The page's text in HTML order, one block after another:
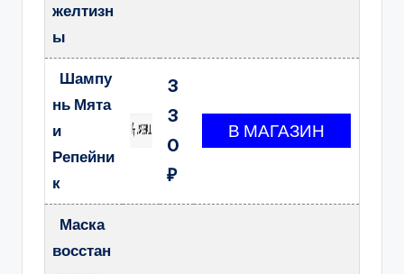
желтизн
ы
Шампу
нь Мята
и
Репейни
к
3
3
0
₽
Маска
восстан